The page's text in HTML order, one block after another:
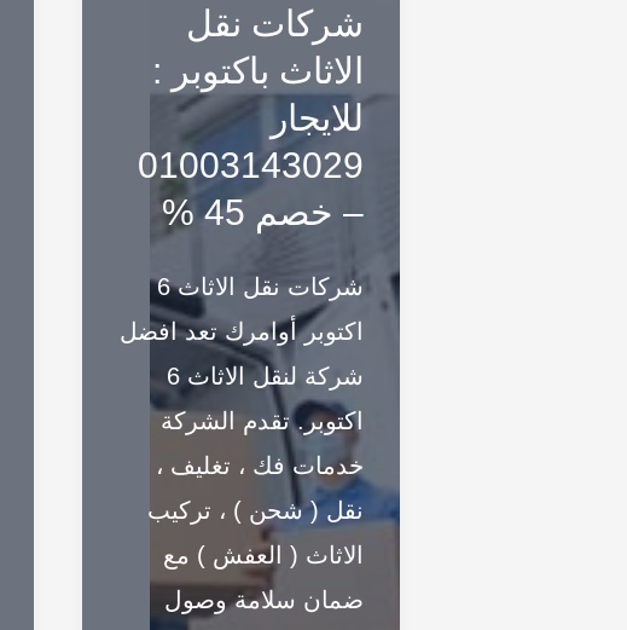
بالرياض
|
نقل
الأثاث
وامان
100%
عام
2025
شركات نقل
الاثاث باكتوبر :
للايجار
01003143029
– خصم 45 %
شركات نقل الاثاث 6
اكتوبر أوامرك تعد افضل
شركة لنقل الاثاث 6
اكتوبر. تقدم الشركة
خدمات فك ، تغليف ،
نقل ( شحن ) ، تركيب
الاثاث ( العفش ) مع
ضمان سلامة وصول